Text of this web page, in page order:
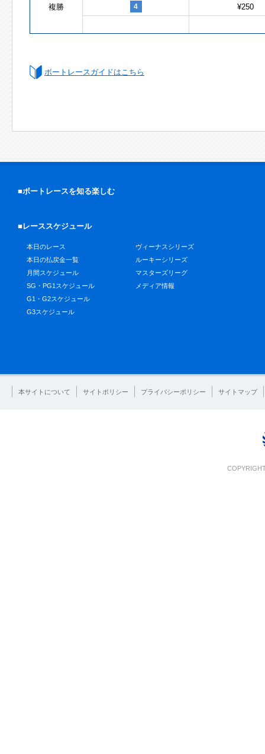
複勝 4 ¥250
ボートレースガイドはこちら
■ボートレースを知る楽しむ
■レーススケジュール
本日のレース
本日の払戻金一覧
月間スケジュール
SG・PG1スケジュール
G1・G2スケジュール
G3スケジュール
ヴィーナスシリーズ
ルーキーシリーズ
マスターズリーグ
メディア情報
本サイトについて サイトポリシー プライバシーポリシー サイトマップ